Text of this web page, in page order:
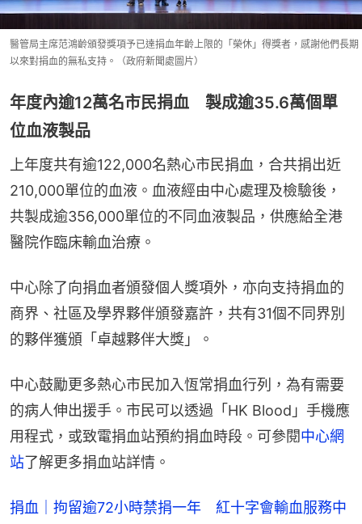
醫管局主席范鴻齡頒發獎項予已達捐血年齡上限的「榮休」得獎者，感謝他們長期
以來對捐血的無私支持。（政府新聞處圖片）
年度內逾12萬名市民捐血 製成逾35.6萬個單
位血液製品
上年度共有逾122,000名熱心市民捐血，合共捐出近
210,000單位的血液。血液經由中心處理及檢驗後，
共製成逾356,000單位的不同血液製品，供應給全港
醫院作臨床輸血治療。
中心除了向捐血者頒發個人獎項外，亦向支持捐血的
商界、社區及學界夥伴頒發嘉許，共有31個不同界別
的夥伴獲頒「卓越夥伴大獎」。
中心鼓勵更多熱心市民加入恆常捐血行列，為有需要
的病人伸出援手。市民可以透過「HK Blood」手機應
用程式，或致電捐血站預約捐血時段。可參閱中心網
站了解更多捐血站詳情。
捐血｜拘留逾72小時禁捐一年 紅十字會輸血服務中